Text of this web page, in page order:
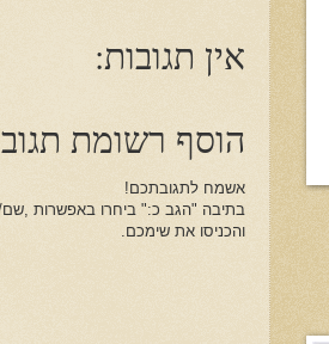
אין תגובות:
הוסף רשומת
אשמח לתגובתכם!
בתיבה "הגב כ:" ביחרו באפשרות
והכניסו את שימכם.